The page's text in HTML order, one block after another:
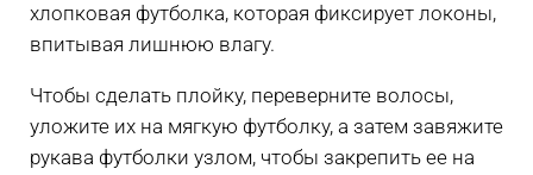
хлопковая футболка, которая фиксирует локоны,
впитывая лишнюю влагу.
Чтобы сделать плойку, переверните волосы,
уложите их на мягкую футболку, а затем завяжите
рукава футболки узлом, чтобы закрепить ее на